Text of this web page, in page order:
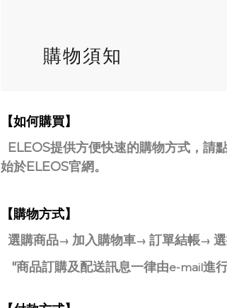
購物須知
【如何購買】
ELEOS提供方便快速的購物方式，請
始於ELEOS官網。
【購物方式】
選購商品→ 加入購物車→ 訂單結帳→
"商品訂購及配送訊息一律由e-mail進